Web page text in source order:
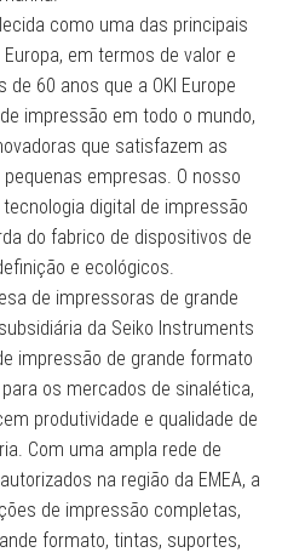
como uma das principais
em termos de valor e
60 anos que a OKI Europe
impressão em todo o mundo,
que satisfazem as
empresas. O nosso
digital de impressão
do fabrico de dispositivos de
e ecológicos.
de impressoras de grande
da Seiko Instruments
impressão de grande formato
os mercados de sinalética,
produtividade e qualidade de
Com uma ampla rede de
na região da EMEA, a
de impressão completas,
formato, tintas, suportes,